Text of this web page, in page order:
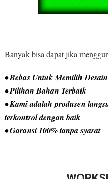
Banyak bisa dapat jika
• Bebas Untuk Memilih Desain
• Pilihan Bahan Terbaik
• Kami adalah produsen
terkontrol dengan baik
• Garansi 100% tanpa syarat